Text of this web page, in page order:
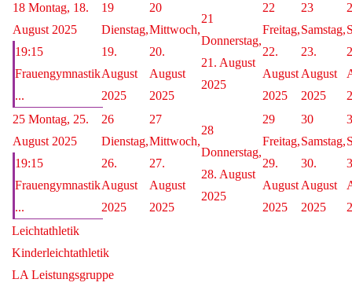
18 Montag, 18.
August 2025
19:15
Frauengymnastik
...
19
Dienstag,
19.
August
2025
20
Mittwoch,
20.
August
2025
21
Donnerstag,
21. August
2025
22
Freitag,
22.
August
2025
23
Samstag,
23.
August
2025
25 Montag, 25.
August 2025
19:15
Frauengymnastik
...
26
Dienstag,
26.
August
2025
27
Mittwoch,
27.
August
2025
28
Donnerstag,
28. August
2025
29
Freitag,
29.
August
2025
30
Samstag,
30.
August
2025
Leichtathletik
Kinderleichtathletik
LA Leistungsgruppe